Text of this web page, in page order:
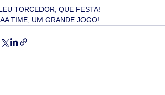
TORCEDOR, QUE FESTA!
TIME, UM GRANDE JOGO!